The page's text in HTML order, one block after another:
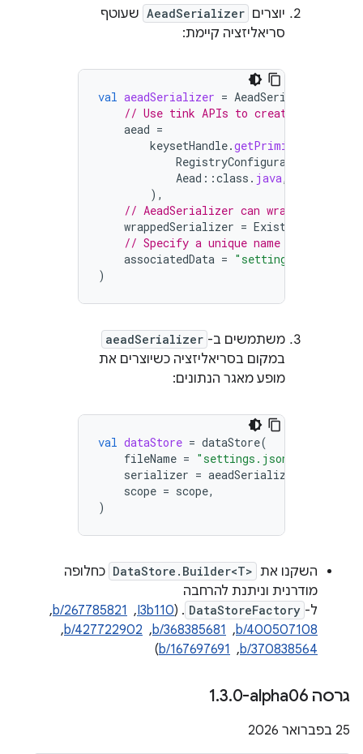
יוצרים AeadSerializer שעוטף
סריאליזציה קיימת:
val aeadSerializer = AeadSerializer
// Use tink APIs to create an Aead
aead =
keysetHandle.getPrimitive
RegistryConfiguration
Aead ::class . java,
),
// AeadSerializer can wrap an
wrappedSerializer =
// Specify a unique name to prevent
associatedData = "settings.json"
)
משתמשים ב- aeadSerializer
במקום בסריאליזציה כשיוצרים את
מופע מאגר הנתונים:
val dataStore = dataStore(
fileName = "settings.json"
serializer = aeadSerializer
scope = scope,
)
השקנו את DataStore.Builder<T> כחלופה
מודרנית וניתנת להרחבה
ל- DataStoreFactory
. (
I3b110
, ‏
b/267785821
, ‏
b/400507108
, ‏
b/368385681
, ‏
b/427722902
, ‏
b/370838564
, ‏
b/167697691
)
גרסה ‎1 .3.0-alpha06
‫25 בפברואר 2026